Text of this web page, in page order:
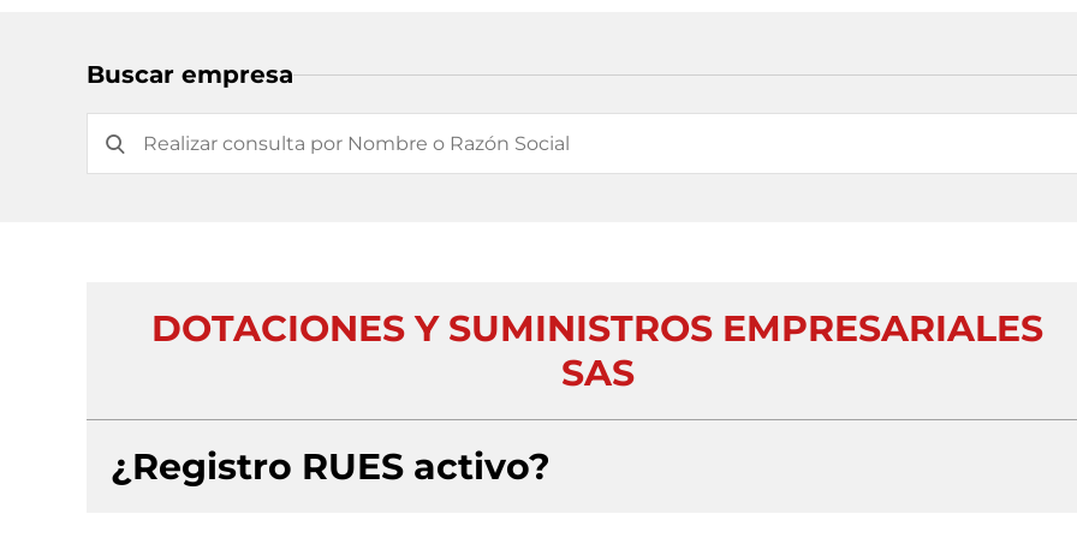
Buscar empresa
DOTACIONES Y SUMINISTROS EMPRESARIALES
SAS
¿Registro RUES activo?